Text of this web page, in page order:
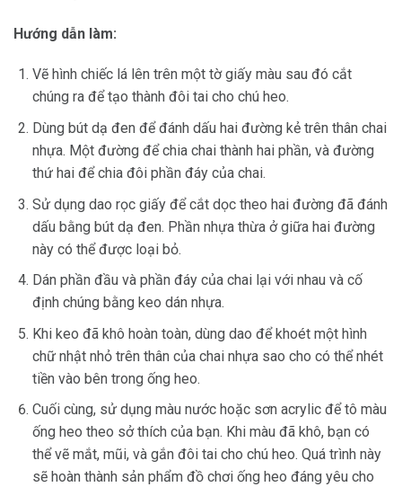
Hướng dẫn làm:
Vẽ hình chiếc lá lên trên một tờ giấy màu sau đó cắt
chúng ra để tạo thành đôi tai cho chú heo.
Dùng bút dạ đen để đánh dấu hai đường kẻ trên thân chai
nhựa. Một đường để chia chai thành hai phần, và đường
thứ hai để chia đôi phần đáy của chai.
Sử dụng dao rọc giấy để cắt dọc theo hai đường đã đánh
dấu bằng bút dạ đen. Phần nhựa thừa ở giữa hai đường
này có thể được loại bỏ.
Dán phần đầu và phần đáy của chai lại với nhau và cố
định chúng bằng keo dán nhựa.
Khi keo đã khô hoàn toàn, dùng dao để khoét một hình
chữ nhật nhỏ trên thân của chai nhựa sao cho có thể nhét
tiền vào bên trong ống heo.
Cuối cùng, sử dụng màu nước hoặc sơn acrylic để tô màu
ống heo theo sở thích của bạn. Khi màu đã khô, bạn có
thể vẽ mắt, mũi, và gắn đôi tai cho chú heo. Quá trình này
sẽ hoàn thành sản phẩm đồ chơi ống heo đáng yêu cho